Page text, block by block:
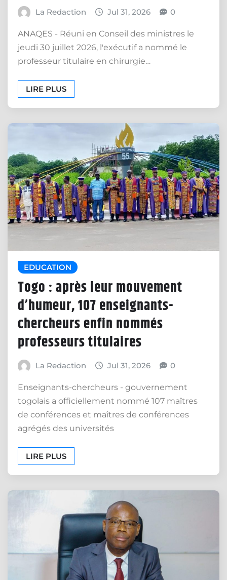
La Redaction Jul 31, 2026 0
ANAQES - Réuni en Conseil des ministres le
jeudi 30 juillet 2026, l'exécutif a nommé le
professeur titulaire en chirurgie…
LIRE PLUS
EDUCATION
Togo : après leur mouvement
d’humeur, 107 enseignants-
chercheurs enfin nommés
professeurs titulaires
La Redaction Jul 31, 2026 0
Enseignants-chercheurs - gouvernement
togolais a officiellement nommé 107 maîtres
de conférences et maîtres de conférences
agrégés des universités
LIRE PLUS